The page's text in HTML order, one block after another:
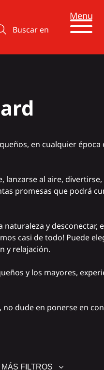
Buscar en
Menu
en cualquier época
lanzarse al aire,
promesas que podrá
y desconectar,
casi de todo! Puede
y relajación.
y los mayores,
no dude en ponerse en
MÁS FILTROS